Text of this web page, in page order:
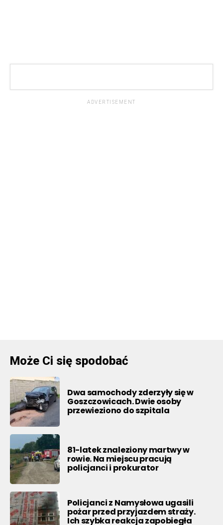
ADVERTISEMENT
Może Ci się spodobać
Dwa samochody zderzyły się w
Goszczowicach. Dwie osoby
przewieziono do szpitala
81-latek znaleziony martwy w
rowie. Na miejscu pracują
policjanci i prokurator
Policjanci z Namysłowa ugasili
pożar przed przyjazdem straży.
Ich szybka reakcja zapobiegła